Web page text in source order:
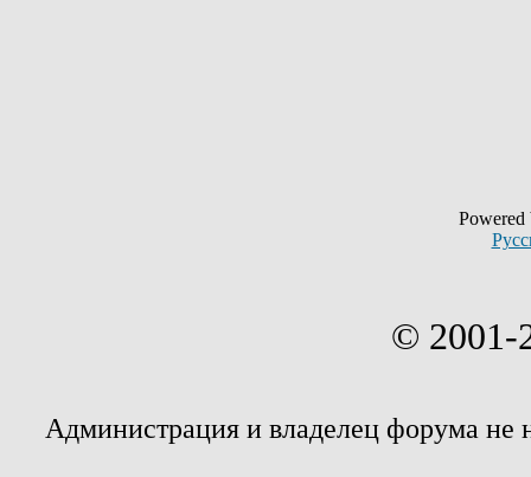
© 2001-
Администрация и владелец форума не